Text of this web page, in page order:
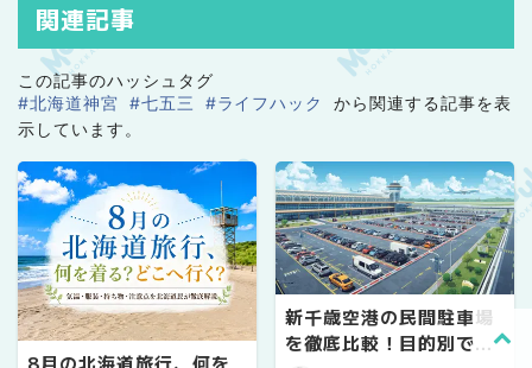
関連記事
この記事のハッシュタグ
#北海道神宮 #七五三 #ライフハック
から関連する記事を表
示しています。
8月の北海道旅行、何を
新千歳空港の民間駐車場
を徹底比較！目的別で選